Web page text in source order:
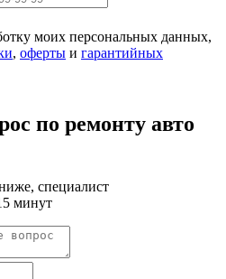
моих персональных данных,
, оферты и гарантийных
по ремонту авто
специалист
минут